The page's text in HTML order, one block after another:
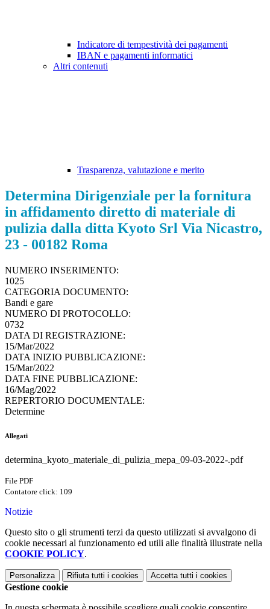
Indicatore di tempestività dei pagamenti
IBAN e pagamenti informatici
Altri contenuti
Trasparenza, valutazione e merito
Determina Dirigenziale per la fornitura
in affidamento diretto di materiale di
pulizia dalla ditta Kyoto Srl Via Nicastro,
23 - 00182 Roma
NUMERO INSERIMENTO:
1025
CATEGORIA DOCUMENTO:
Bandi e gare
NUMERO DI PROTOCOLLO:
0732
DATA DI REGISTRAZIONE:
15/Mar/2022
DATA INIZIO PUBBLICAZIONE:
15/Mar/2022
DATA FINE PUBBLICAZIONE:
16/Mag/2022
REPERTORIO DOCUMENTALE:
Determine
Allegati
determina_kyoto_materiale_di_pulizia_mepa_09-03-2022-.pdf
File PDF
Contatore click: 109
Notizie
Questo sito o gli strumenti terzi da questo utilizzati si avvalgono di
cookie necessari al funzionamento ed utili alle finalità illustrate nella
COOKIE POLICY.
Personalizza Rifiuta tutti i cookies Accetta tutti i cookies
Gestione cookie